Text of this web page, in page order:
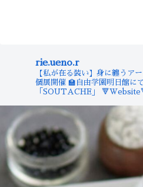
rie.ueno.r
【私が在る装い】身に纏うアー
個展開催 🏫自由学園明日館にて
「SOUTACHE」